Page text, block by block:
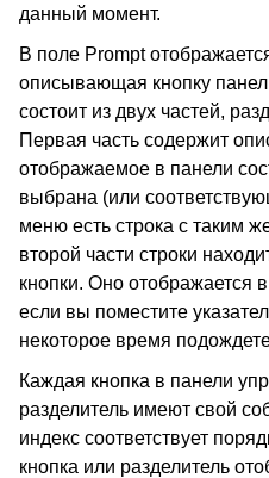
данный момент.
В поле Prompt
описывающая кнопку
состоит из двух частей,
Первая часть содержит
отображаемое в панели
выбрана (или
меню есть строка с таким
второй части строки
кнопки. Оно отображается
если вы поместите
некоторое время
Каждая кнопка в панели
разделитель имеют свой
индекс соответствует
кнопка или разделитель